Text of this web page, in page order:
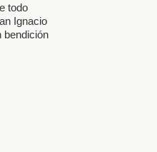
todo
Ignacio
bendición